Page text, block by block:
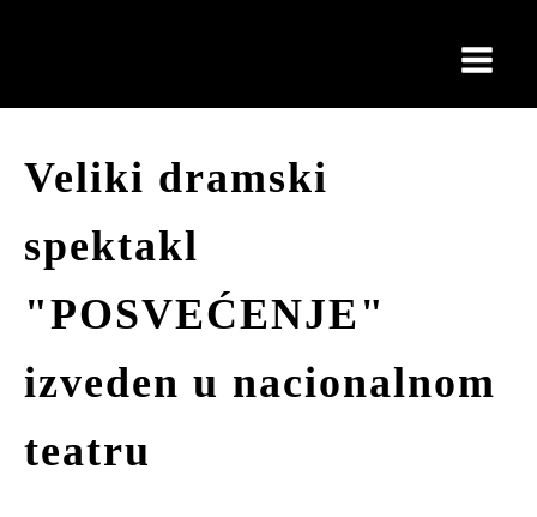
Veliki dramski
spektakl
"POSVEĆENJE"
izveden u nacionalnom
teatru